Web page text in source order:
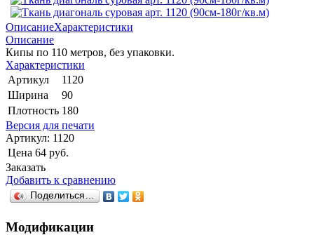
ОписаниеХарактеристики
Описание
Кипы по 110 метров, без упаковки.
Характеристики
Артикул
1120
Ширина
90
Плотность 180
Версия для печати
Артикул: 1120
Цена 64 руб.
Заказать
Добавить к сравнению
Поделиться…
Модификации